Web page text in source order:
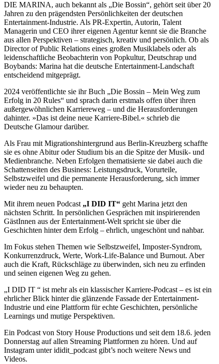
DIE MARINA, auch bekannt als „Die Bossin“, gehört seit über 20
Jahren zu den prägendsten Persönlichkeiten der deutschen
Entertainment-Industrie. Als PR-Expertin, Autorin, Talent
Managerin und CEO ihrer eigenen Agentur kennt sie die Branche
aus allen Perspektiven – strategisch, kreativ und persönlich. Ob als
Director of Public Relations eines großen Musiklabels oder als
leidenschaftliche Beobachterin von Popkultur, Deutschrap und
Boybands: Marina hat die deutsche Entertainment-Landschaft
entscheidend mitgeprägt.
2024 veröffentlichte sie ihr Buch „Die Bossin – Mein Weg zum
Erfolg in 20 Rules“ und sprach darin erstmals offen über ihren
außergewöhnlichen Karriereweg – und die Herausforderungen
dahinter. »Das ist deine neue Karriere-Bibel.« schrieb die
Deutsche Glamour darüber.
Als Frau mit Migrationshintergrund aus Berlin-Kreuzberg schaffte
sie es ohne Abitur oder Studium bis an die Spitze der Musik- und
Medienbranche. Neben Erfolgen thematisierte sie dabei auch die
Schattenseiten des Business: Leistungsdruck, Vorurteile,
Selbstzweifel und die permanente Herausforderung, sich immer
wieder neu zu behaupten.
Mit ihrem neuen Podcast „I DID IT“ geht Marina jetzt den
nächsten Schritt. In persönlichen Gesprächen mit inspirierenden
GästInnen aus der Entertainment-Welt spricht sie über die
Geschichten hinter dem Erfolg – ehrlich, ungeschönt und nahbar.
Im Fokus stehen Themen wie Selbstzweifel, Imposter-Syndrom,
Konkurrenzdruck, Werte, Work-Life-Balance und Burnout. Aber
auch die Kraft, Rückschläge zu überwinden, sich neu zu erfinden
und seinen eigenen Weg zu gehen.
„I DID IT “ ist mehr als ein klassischer Karriere-Podcast – es ist ein
ehrlicher Blick hinter die glänzende Fassade der Entertainment-
Industrie und eine Plattform für echte Geschichten, persönliche
Learnings und mutige Perspektiven.
Ein Podcast von Story House Productions und seit dem 18.6. jeden
Donnerstag auf allen Streaming Plattformen zu hören. Und auf
Instagram unter ididit_podcast gibt’s noch weitere News und
Videos.